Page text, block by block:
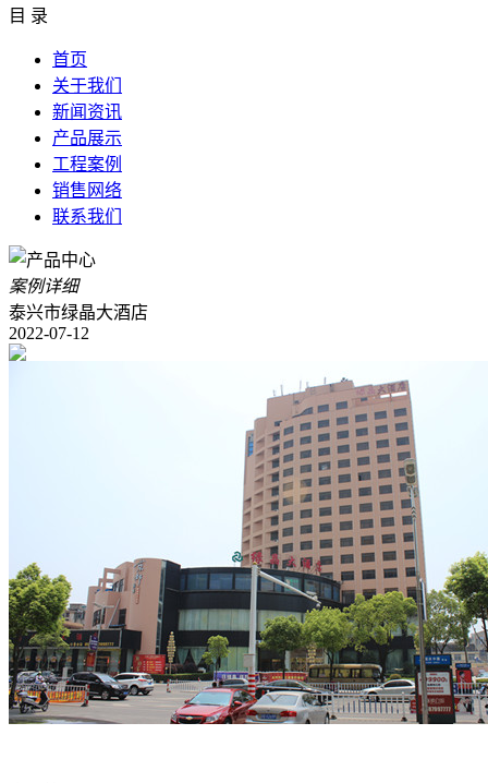
目 录
首页
关于我们
新闻资讯
产品展示
工程案例
销售网络
联系我们
案例详细
泰兴市绿晶大酒店
2022-07-12